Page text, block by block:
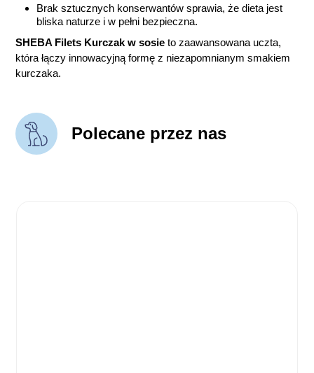
Brak sztucznych konserwantów sprawia, że dieta jest
bliska naturze i w pełni bezpieczna.
SHEBA Filets Kurczak w sosie to zaawansowana uczta,
która łączy innowacyjną formę z niezapomnianym smakiem
kurczaka.
Polecane przez nas